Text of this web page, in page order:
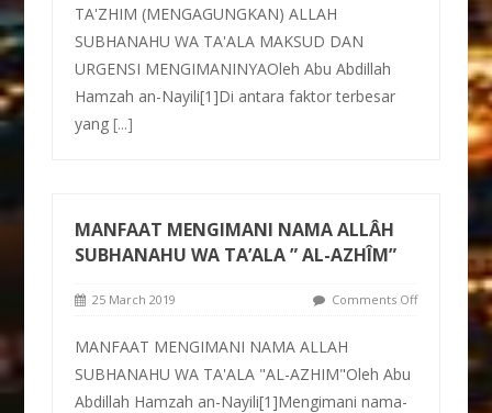
TA'ZHIM (MENGAGUNGKAN) ALLAH
SUBHANAHU WA TA'ALA MAKSUD DAN
URGENSI MENGIMANINYAOleh Abu Abdillah
Hamzah an-Nayili[1]Di antara faktor terbesar
yang[...]
MANFAAT MENGIMANI NAMA ALLÂH
SUBHANAHU WA TA’ALA ” AL-AZHÎM”
25 March 2019 Comments Off
MANFAAT MENGIMANI NAMA ALLAH
SUBHANAHU WA TA'ALA "AL-AZHIM"Oleh Abu
Abdillah Hamzah an-Nayili[1]Mengimani nama-